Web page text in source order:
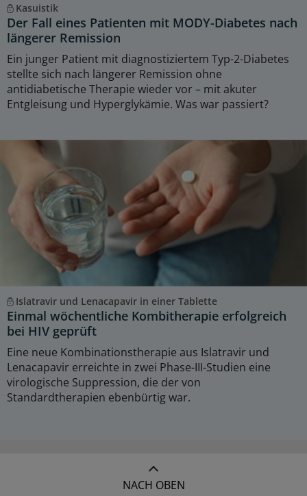
Kasuistik
Der Fall eines Patienten mit MODY-Diabetes nach
längerer Remission
Ein junger Patient mit diagnostiziertem Typ-2-Diabetes
stellte sich nach längerer Remission ohne
antidiabetische Therapie wieder vor – mit akuter
Entgleisung und Hyperglykämie. Was war passiert?
Islatravir und Lenacapavir in einer Tablette
Einmal wöchentliche Kombitherapie erfolgreich
bei HIV geprüft
Eine neue Kombinationstherapie aus Islatravir und
Lenacapavir erreichte in zwei Phase-III-Studien eine
virologische Suppression, die der von
Standardtherapien ebenbürtig war.
NACH OBEN